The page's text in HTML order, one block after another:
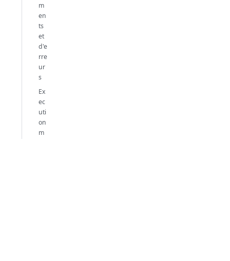
m
en
ts
et
d'e
rre
ur
s
Ex
ec
uti
on
m